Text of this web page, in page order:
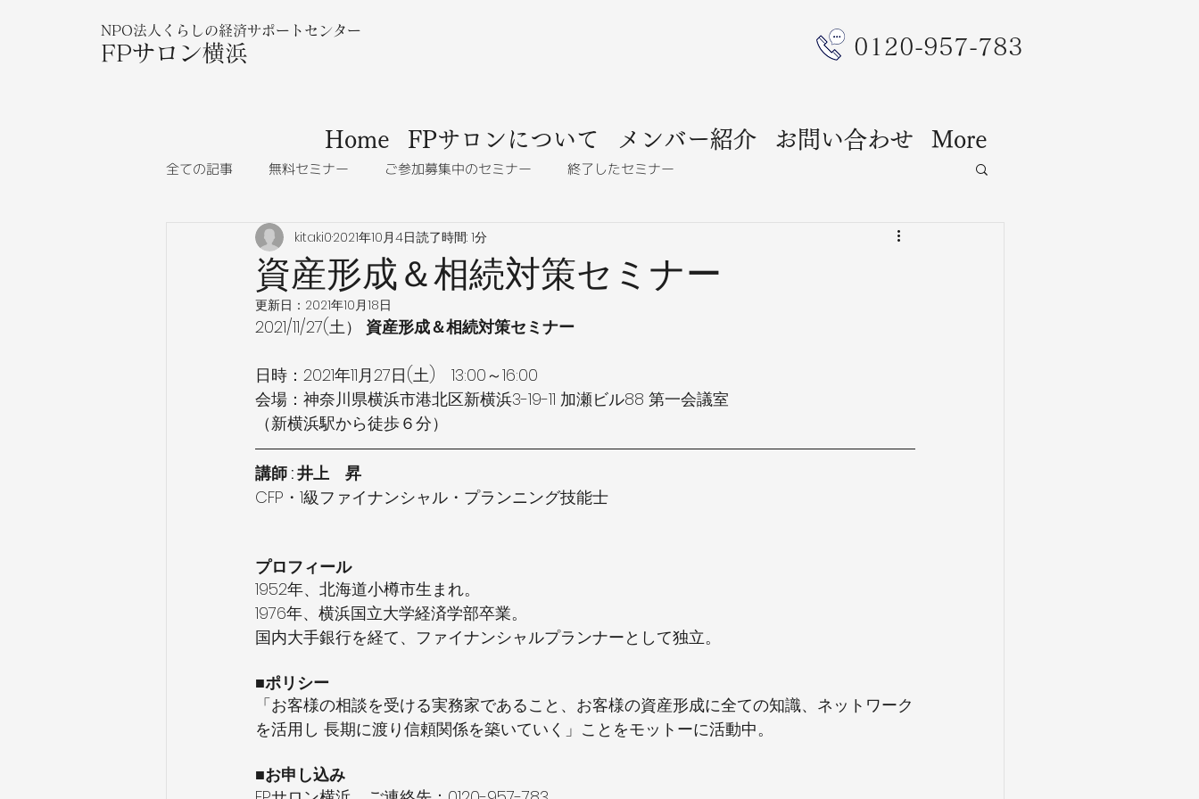
NPO法人くらしの経済サポートセンター
FPサロン横浜 ​0120-957-783
Home FPサロンについて メンバー紹介 お問い合わせ More
全ての記事 無料セミナー ご参加募集中のセミナー 終了したセミナー
資産形成＆相続対策セミナー
kitaki02021年10月4日読了時間: 1分
更新日： 2021年10月18日
2021/11/27(土） 資産形成＆相続対策セミナー
日時：2021年11月27日(土)　13:00～16:00
会場：神奈川県横浜市港北区新横浜3-19-11 加瀬ビル88 第一会議室
（新横浜駅から徒歩６分）
講師 : 井上　昇
CFP・1級ファイナンシャル・プランニング技能士
プロフィール
1952年、北海道小樽市生まれ。
1976年、横浜国立大学経済学部卒業。
国内大手銀行を経て、ファイナンシャルプランナーとして独立。
■ポリシー
「お客様の相談を受ける実務家であること、お客様の資産形成に全ての知識、ネットワーク
を活用し 長期に渡り信頼関係を築いていく」ことをモットーに活動中。
■お申し込み